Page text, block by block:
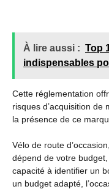
À lire aussi : Top
indispensables
Cette réglementation
risques d’acquisition de
la présence de ce
Vélo de route
dépend de votre
capacité à identifier un
un budget adapté,